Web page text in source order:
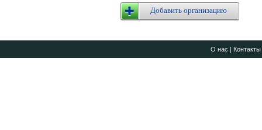
Добавить организацию
О нас | Контакты